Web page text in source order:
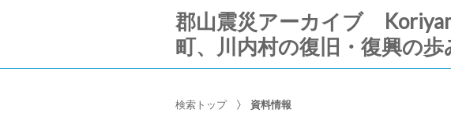
郡山震災アーカイブ
町、川内村の復旧・復興の歩
検索トップ 資料情報